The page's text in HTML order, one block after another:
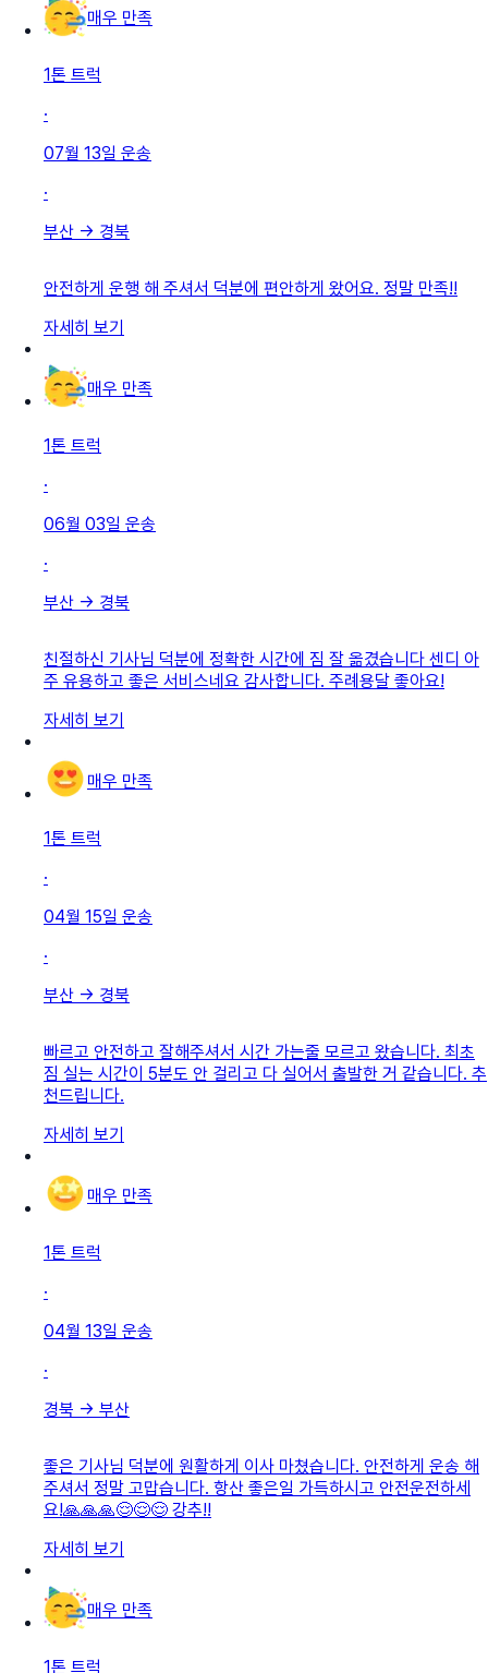
매우 만족
1톤 트럭
·
07월 13일 운송
·
부산 → 경북
안전하게 운행 해 주셔서 덕분에 편안하게 왔어요. 정말 만족!!
자세히 보기
매우 만족
1톤 트럭
·
06월 03일 운송
·
부산 → 경북
친절하신 기사님 덕분에 정확한 시간에 짐 잘 옮겼습니다 센디 아
주 유용하고 좋은 서비스네요 감사합니다. 주례용달 좋아요!
자세히 보기
매우 만족
1톤 트럭
·
04월 15일 운송
·
부산 → 경북
빠르고 안전하고 잘해주셔서 시간 가는줄 모르고 왔습니다. 최초
짐 실는 시간이 5분도 안 걸리고 다 실어서 출발한 거 같습니다. 추
천드립니다.
자세히 보기
매우 만족
1톤 트럭
·
04월 13일 운송
·
경북 → 부산
좋은 기사님 덕분에 원활하게 이사 마쳤습니다. 안전하게 운송 해
주셔서 정말 고맙습니다. 항산 좋은일 가득하시고 안전운전하세
요!🙏🙏🙏😌😌😌 강추!!
자세히 보기
매우 만족
1톤 트럭